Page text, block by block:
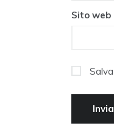
Sito web